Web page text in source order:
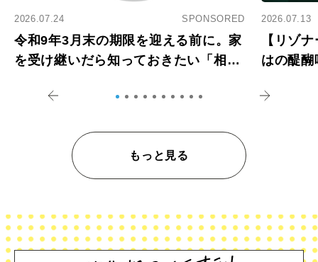
2026.07.24 SPONSORED
令和9年3月末の期限を迎える前に。家
を受け継いだら知っておきたい「相続
2026.07.13
【リゾ
はの醍
もっと見る